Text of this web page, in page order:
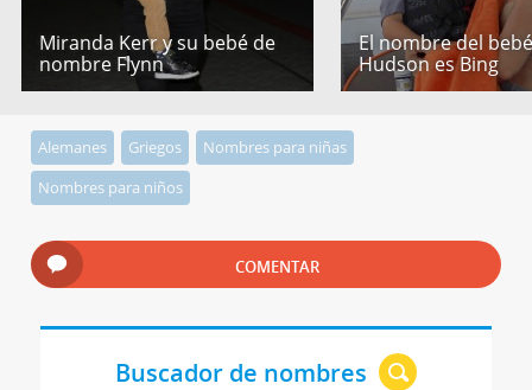
Miranda Kerr y su bebé de
nombre Flynn
El nombre del
Hudson es Bing
Alemanes Griegos
Nombres para niñas
Nombres para niños
COMENTAR
Buscador de nombres